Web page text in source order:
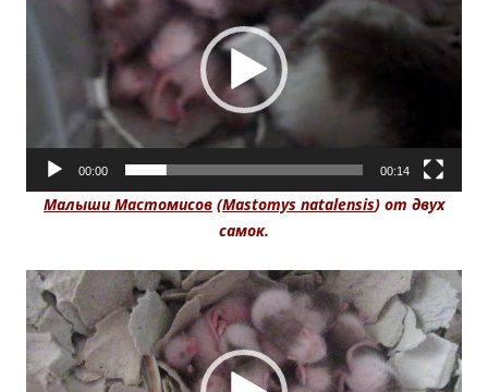
00:00 00:14
Малыши Мастомисов (Mastomys natalensis) от двух
самок.
Видеоплеер